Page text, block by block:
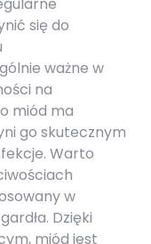
się do
ważne w
na
miód ma
go skutecznym
Warto
w
Dzięki
miód jest